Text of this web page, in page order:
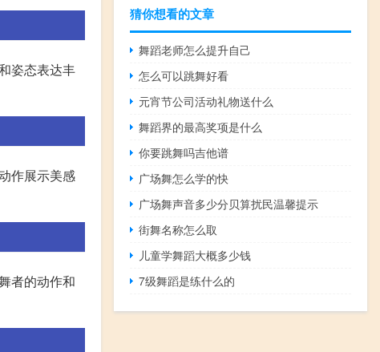
姿态表达丰
作展示美感
者的动作和
猜你想看的文章
舞蹈老师怎么提升自己
怎么可以跳舞好看
元宵节公司活动礼物送什么
舞蹈界的最高奖项是什么
你要跳舞吗吉他谱
广场舞怎么学的快
广场舞声音多少分贝算扰民温馨提示
街舞名称怎么取
儿童学舞蹈大概多少钱
7级舞蹈是练什么的